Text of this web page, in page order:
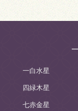
一白水星
四緑木星
七赤金星